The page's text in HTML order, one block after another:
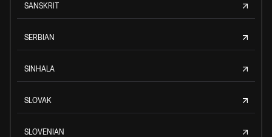
SANSKRIT
SERBIAN
SINHALA
SLOVAK
SLOVENIAN